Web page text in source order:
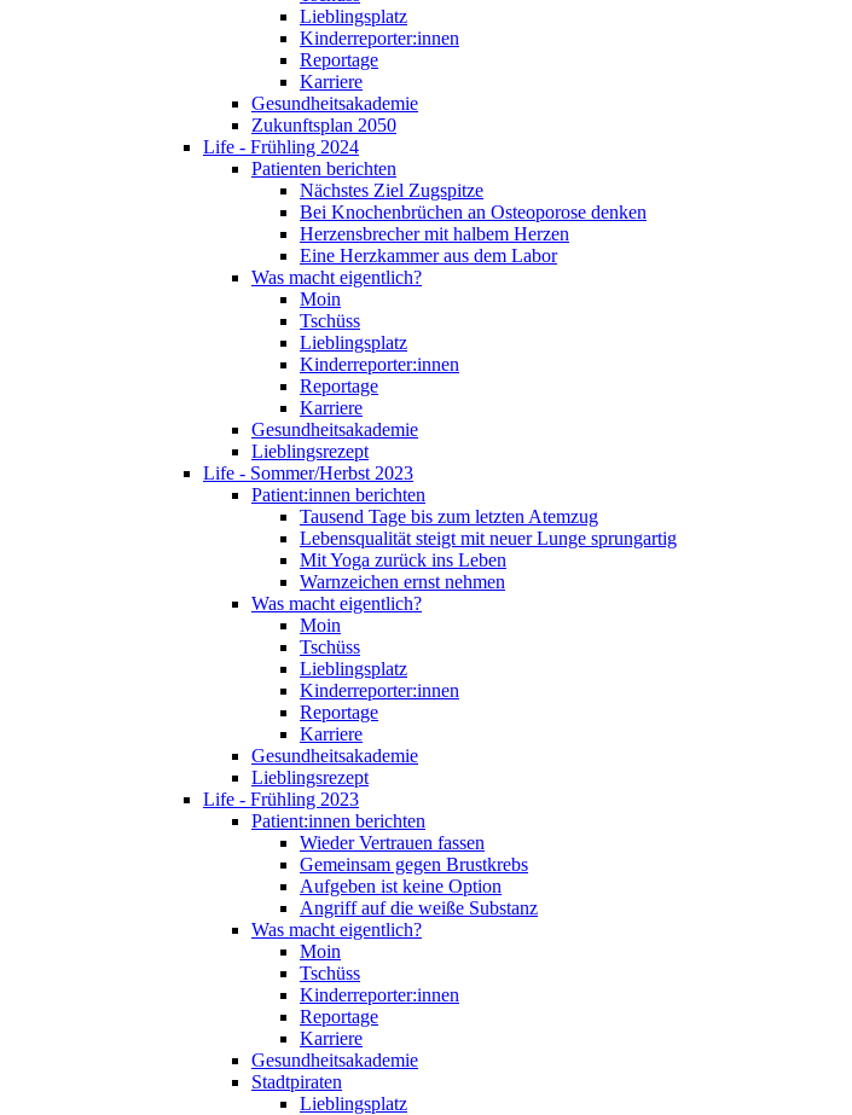
Lieblingsplatz
Kinderreporter:innen
Reportage
Karriere
Gesundheitsakademie
Zukunftsplan 2050
Life - Frühling 2024
Patienten berichten
Nächstes Ziel Zugspitze
Bei Knochenbrüchen an Osteoporose denken
Herzensbrecher mit halbem Herzen
Eine Herzkammer aus dem Labor
Was macht eigentlich?
Moin
Tschüss
Lieblingsplatz
Kinderreporter:innen
Reportage
Karriere
Gesundheitsakademie
Lieblingsrezept
Life - Sommer/Herbst 2023
Patient:innen berichten
Tausend Tage bis zum letzten Atemzug
Lebensqualität steigt mit neuer Lunge sprungartig
Mit Yoga zurück ins Leben
Warnzeichen ernst nehmen
Was macht eigentlich?
Moin
Tschüss
Lieblingsplatz
Kinderreporter:innen
Reportage
Karriere
Gesundheitsakademie
Lieblingsrezept
Life - Frühling 2023
Patient:innen berichten
Wieder Vertrauen fassen
Gemeinsam gegen Brustkrebs
Aufgeben ist keine Option
Angriff auf die weiße Substanz
Was macht eigentlich?
Moin
Tschüss
Kinderreporter:innen
Reportage
Karriere
Gesundheitsakademie
Stadtpiraten
Lieblingsplatz